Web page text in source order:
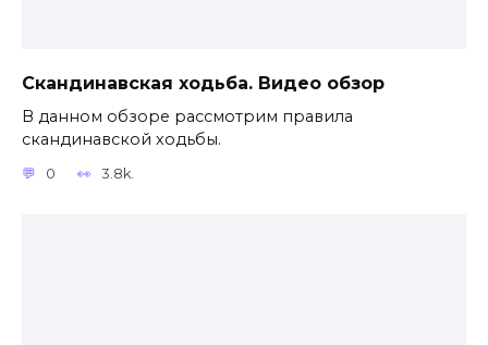
Скандинавская ходьба. Видео обзор
В данном обзоре рассмотрим правила
скандинавской ходьбы.
0 3.8k.